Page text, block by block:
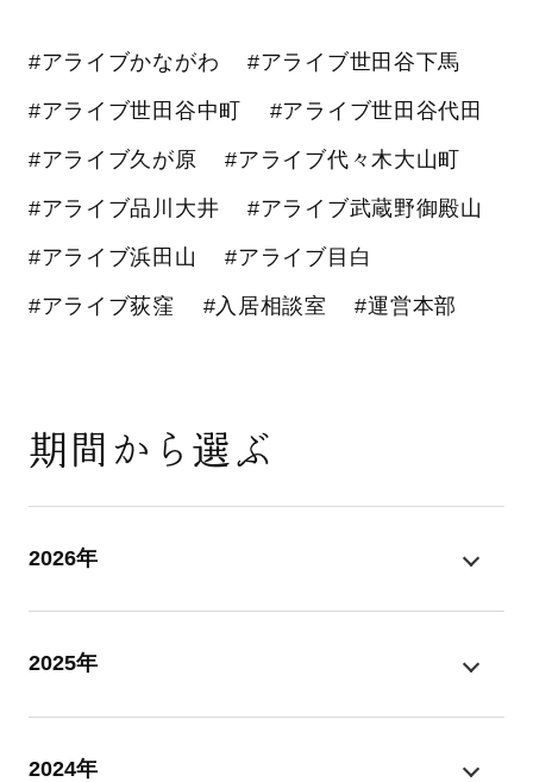
#アライブかながわ #アライブ世田谷下馬
#アライブ世田谷中町 #アライブ世田谷代田
#アライブ久が原 #アライブ代々木大山町
#アライブ品川大井 #アライブ武蔵野御殿山
#アライブ浜田山 #アライブ目白
#アライブ荻窪 #入居相談室 #運営本部
期間から選ぶ
2026年
2025年
2024年